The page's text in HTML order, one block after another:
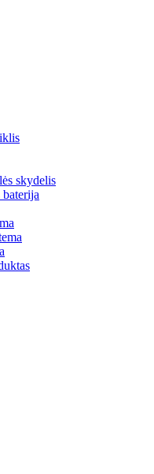
skydelis